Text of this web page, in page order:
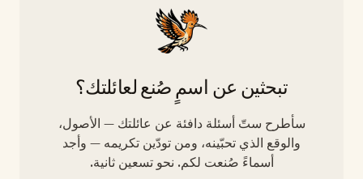
تبحثين عن اسمٍ صُنع لعائلتك؟
سأطرح ستّ أسئلة دافئة عن عائلتك — الأصول،
والوقع الذي تحبّينه، ومن تودّين تكريمه — وأجد
أسماءً صُنعت لكم. نحو تسعين ثانية.